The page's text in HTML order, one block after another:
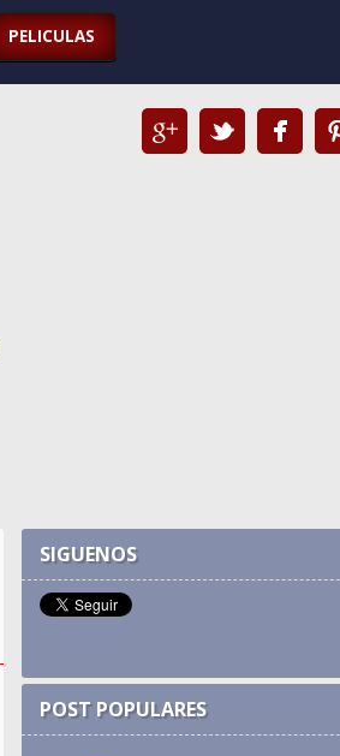
PELICULAS
SIGUENOS
POST POPULARES